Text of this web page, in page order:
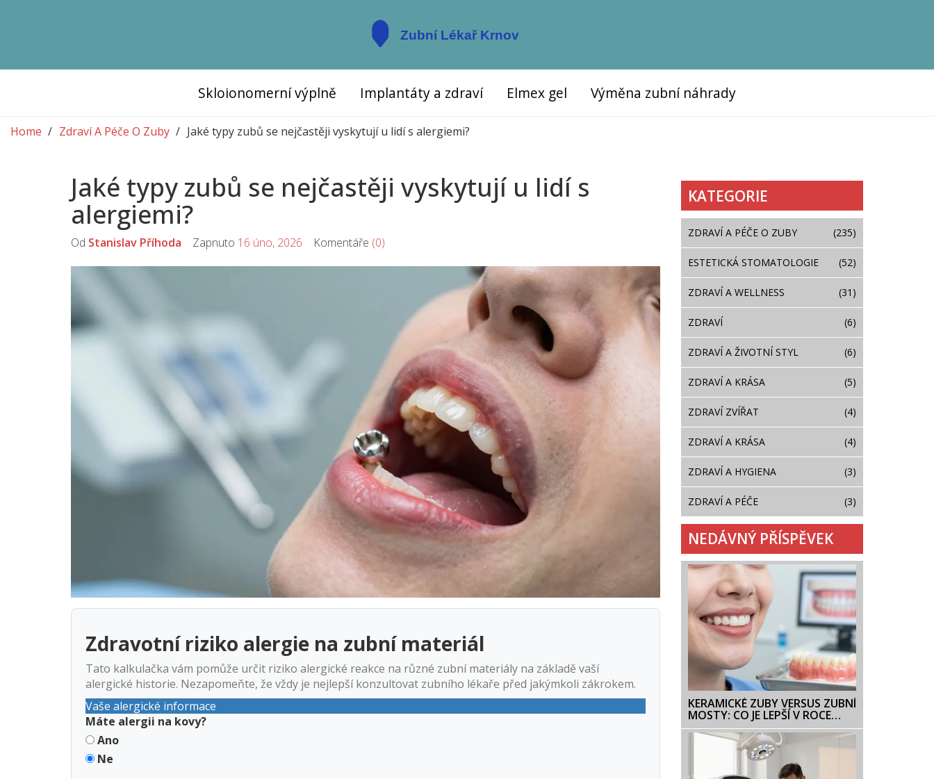
Skloionomerní výplně Implantáty a zdraví Elmex gel Výměna zubní náhrady
Home Zdraví A Péče O Zuby Jaké typy zubů se nejčastěji vyskytují u lidí s alergiemi?
Jaké typy zubů se nejčastěji vyskytují u lidí s
alergiemi?
Od Stanislav Příhoda Zapnuto 16 úno, 2026 Komentáře (0)
Zdravotní riziko alergie na zubní materiál
Tato kalkulačka vám pomůže určit riziko alergické reakce na různé zubní materiály na základě vaší
alergické historie. Nezapomeňte, že vždy je nejlepší konzultovat zubního lékaře před jakýmkoli zákrokem.
Vaše alergické informace
Máte alergii na kovy?
Ano
Ne
KATEGORIE
ZDRAVÍ A PÉČE O ZUBY (235)
ESTETICKÁ STOMATOLOGIE (52)
ZDRAVÍ A WELLNESS (31)
ZDRAVÍ (6)
ZDRAVÍ A ŽIVOTNÍ STYL (6)
ZDRAVÍ A KRÁSA (5)
ZDRAVÍ ZVÍŘAT (4)
ZDRAVÍ A KRÁSA (4)
ZDRAVÍ A HYGIENA (3)
ZDRAVÍ A PÉČE (3)
NEDÁVNÝ PŘÍSPĚVEK
KERAMICKÉ ZUBY VERSUS ZUBNÍ
MOSTY: CO JE LEPŠÍ V ROCE
2026?